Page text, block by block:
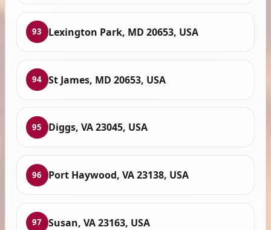
93 Lexington Park, MD 20653, USA
94 St James, MD 20653, USA
95 Diggs, VA 23045, USA
96 Port Haywood, VA 23138, USA
97 Susan, VA 23163, USA